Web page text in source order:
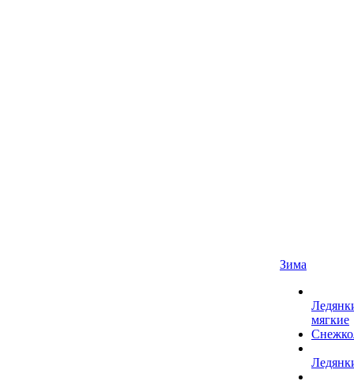
Зима
мягкие